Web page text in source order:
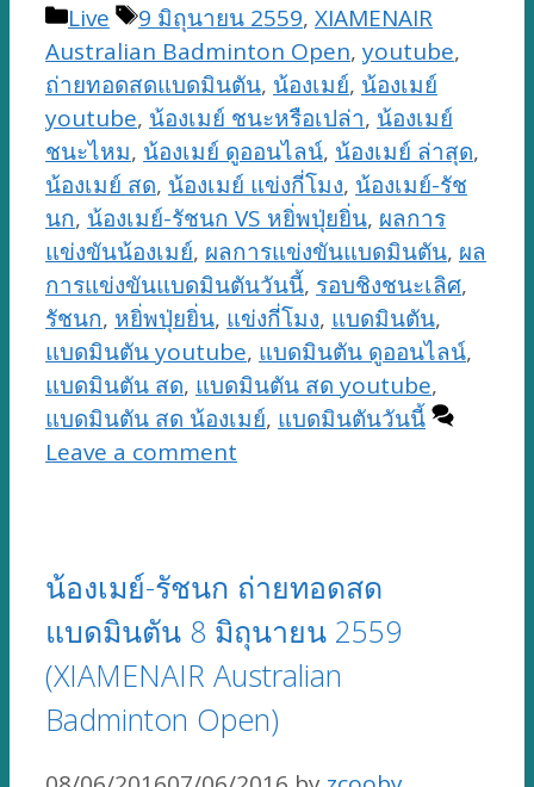
Categories
Live Tags
9 มิถุนายน 2559, XIAMENAIR
Australian Badminton Open, youtube,
ถ่ายทอดสดแบดมินตัน, น้องเมย์, น้องเมย์
youtube, น้องเมย์ ชนะหรือเปล่า, น้องเมย์
ชนะไหม, น้องเมย์ ดูออนไลน์, น้องเมย์ ล่าสุด,
น้องเมย์ สด, น้องเมย์ แข่งกี่โมง, น้องเมย์-รัช
นก, น้องเมย์-รัชนก VS หยิ่พปุ่ยยิ่น, ผลการ
แข่งขันน้องเมย์, ผลการแข่งขันแบดมินตัน, ผล
การแข่งขันแบดมินตันวันนี้, รอบชิงชนะเลิศ,
รัชนก, หยิ่พปุ่ยยิ่น, แข่งกี่โมง, แบดมินตัน,
แบดมินตัน youtube, แบดมินตัน ดูออนไลน์,
แบดมินตัน สด, แบดมินตัน สด youtube,
แบดมินตัน สด น้องเมย์, แบดมินตันวันนี้
Leave a comment
น้องเมย์-รัชนก ถ่ายทอดสด
แบดมินตัน 8 มิถุนายน 2559
(XIAMENAIR Australian
Badminton Open)